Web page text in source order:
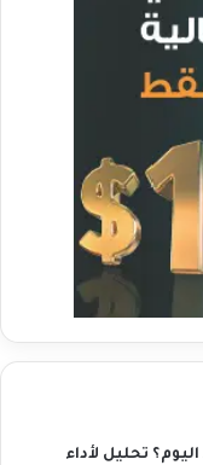
تحليل لأداء